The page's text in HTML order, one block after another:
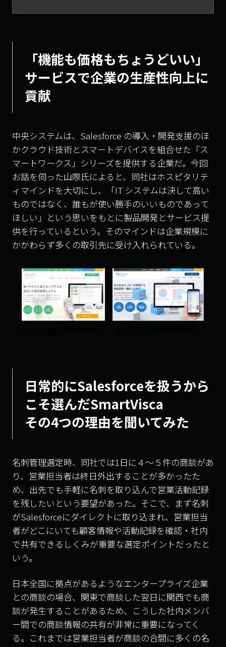
「機能も価格もちょうどいい」
サービスで企業の生産性向上に
貢献
中央システムは、Salesforce の導入・開発支援のほ
かクラウド技術とスマートデバイスを組合せた「ス
マートワークス」シリーズを提供する企業だ。今回
お話を伺った山際氏によると、同社はホスピタリテ
ィマインドを大切にし、「IT システムは決して高い
ものではなく、誰もが使い勝手のいいものであって
ほしい」という思いをもとに製品開発とサービス提
供を行っているという。そのマインドは企業規模に
かかわらず多くの取引先に受け入れられている。
日常的にSalesforceを扱うから
こそ選んだSmartVisca
その4つの理由を聞いてみた
名刺管理選定時、同社では1日に４～５件の商談があ
り、営業担当者は終日外出することが多かったた
め、出先でも手軽に名刺を取り込んで営業活動記録
を残したいという要望があった。そこで、まず名刺
がSalesforceにダイレクトに取り込まれ、営業担当
者がどこにいても顧客情報や活動記録を確認・社内
で共有できるしくみが重要な選定ポイントだったと
いう。
日本全国に拠点があるようなエンタープライズ企業
との商談の場合、関東で商談した翌日に関西でも商
談が発生することがあるため、こうした社内メンバ
ー間での商談情報の共有が非常に重要になってく
る。これまでは営業担当者が商談の合間に多くの名